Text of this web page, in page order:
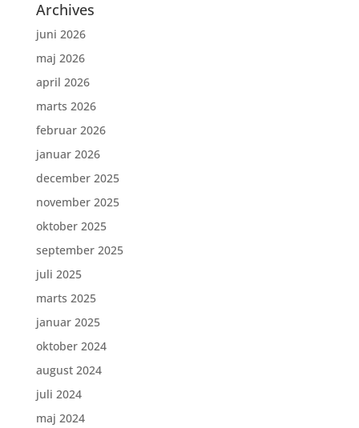
Archives
juni 2026
maj 2026
april 2026
marts 2026
februar 2026
januar 2026
december 2025
november 2025
oktober 2025
september 2025
juli 2025
marts 2025
januar 2025
oktober 2024
august 2024
juli 2024
maj 2024